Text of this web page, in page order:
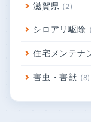
滋賀県 2
シロアリ駆除
住宅メンテナ
害虫・害獣 8